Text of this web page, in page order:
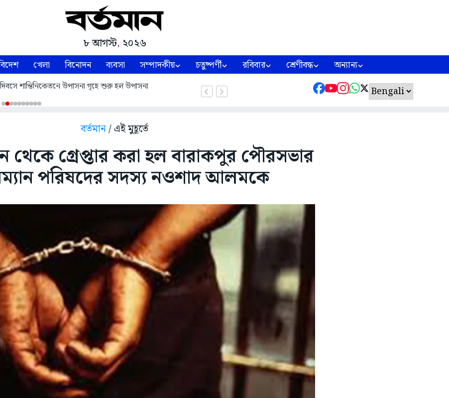
৮ আগস্ট, ২০২৬
খেলা বিনোদন ব্যবসা সম্পাদকীয় চতুষ্পর্ণী রবিবার শ্রেণীবদ্ধ অন্যান্য
দিবসে শান্তিনিকেতনে উপাসনা গৃহে শুরু হল উপাসনা
বর্তমান/ এই মুহূর্তে
থেকে গ্রেপ্তার করা হল বারাকপুর পৌরসভার
পরিষদের সদস্য নওশাদ আলমকে